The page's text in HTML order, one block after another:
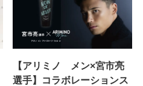
【アリミノ メン×宮市亮
選手】コラボレーションス